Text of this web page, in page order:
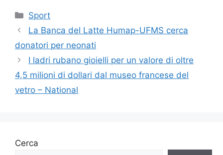
Categorie
Sport
La Banca del Latte Humap-UFMS cerca
donatori per neonati
I ladri rubano gioielli per un valore di oltre
4,5 milioni di dollari dal museo francese del
vetro – National
Cerca